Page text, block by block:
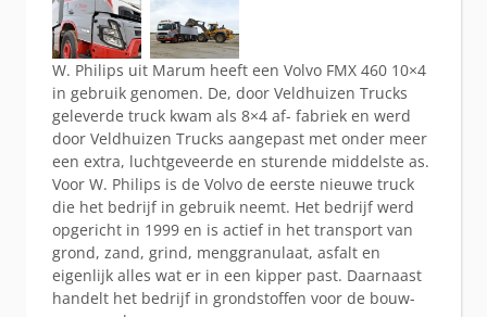
W. Philips uit Marum heeft een Volvo FMX 460 10×4
in gebruik genomen. De, door Veldhuizen Trucks
geleverde truck kwam als 8×4 af- fabriek en werd
door Veldhuizen Trucks aangepast met onder meer
een extra, luchtgeveerde en sturende middelste as.
Voor W. Philips is de Volvo de eerste nieuwe truck
die het bedrijf in gebruik neemt. Het bedrijf werd
opgericht in 1999 en is actief in het transport van
grond, zand, grind, menggranulaat, asfalt en
eigenlijk alles wat er in een kipper past. Daarnaast
handelt het bedrijf in grondstoffen voor de bouw-